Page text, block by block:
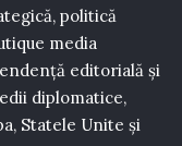
politică
media
editorială și
diplomatice,
Statele Unite și